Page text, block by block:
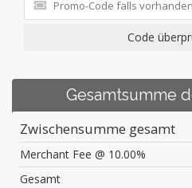
Code
Gesamtsumme
Zwischensumme gesamt
Merchant Fee @ 10.00%
Gesamt